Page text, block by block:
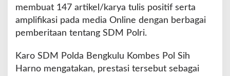
a
r
d
0
4
membuat 147 artikel/karya tulis positif serta
amplifikasi pada media Online dengan berbagai
pemberitaan tentang SDM Polri.
Karo SDM Polda Bengkulu Kombes Pol Sih
Harno mengatakan, prestasi tersebut sebagai